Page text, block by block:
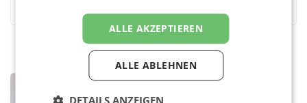
PRIMENEWS
ORF III: Peter Schöber abberufen und
ALLE AKZEPTIEREN
ALLE ABLEHNEN
DETAILS ANZEIGEN